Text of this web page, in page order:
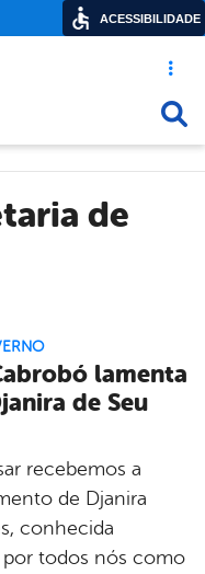
Acesso
de
lamenta
de Seu
recebemos a
de Djanira
conhecida
todos nós como
ACESSIBILIDADE